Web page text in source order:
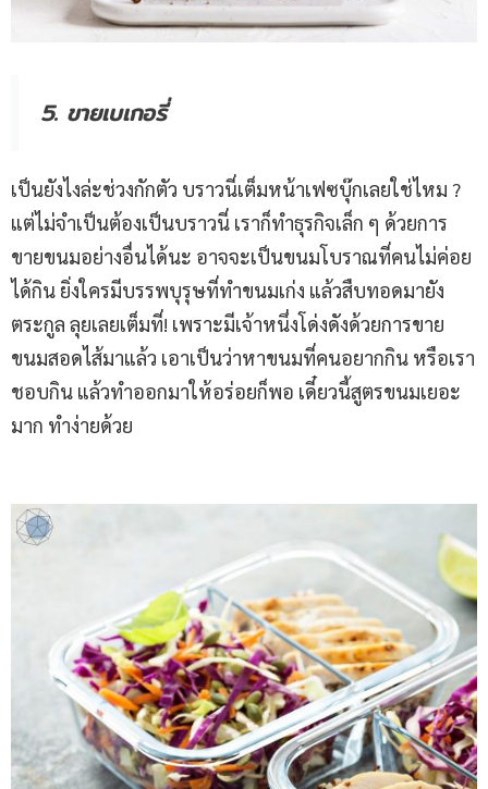
5. ขายเบเกอรี่
เป็นยังไงล่ะช่วงกักตัว บราวนี่เต็มหน้าเฟซบุ๊กเลยใช่ไหม ?
แต่ไม่จำเป็นต้องเป็นบราวนี่ เราก็ทำธุรกิจเล็ก ๆ ด้วยการ
ขายขนมอย่างอื่นได้นะ อาจจะเป็นขนมโบราณที่คนไม่ค่อย
ได้กิน ยิ่งใครมีบรรพบุรุษที่ทำขนมเก่ง แล้วสืบทอดมายัง
ตระกูล ลุยเลยเต็มที่! เพราะมีเจ้าหนึ่งโด่งดังด้วยการขาย
ขนมสอดไส้มาแล้ว เอาเป็นว่าหาขนมที่คนอยากกิน หรือเรา
ชอบกิน แล้วทำออกมาให้อร่อยก็พอ เดี๋ยวนี้สูตรขนมเยอะ
มาก ทำง่ายด้วย